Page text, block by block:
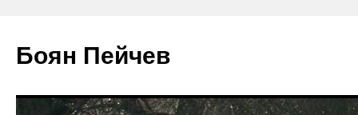
Боян Пейчев